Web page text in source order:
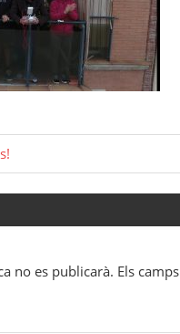
no es publicarà. Els